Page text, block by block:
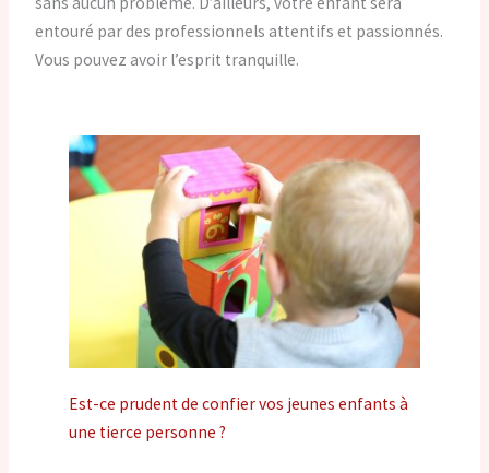
entouré par des professionnels attentifs et passionnés.
Vous pouvez avoir l’esprit tranquille.
Est-ce prudent de confier vos jeunes enfants à
une tierce personne ?